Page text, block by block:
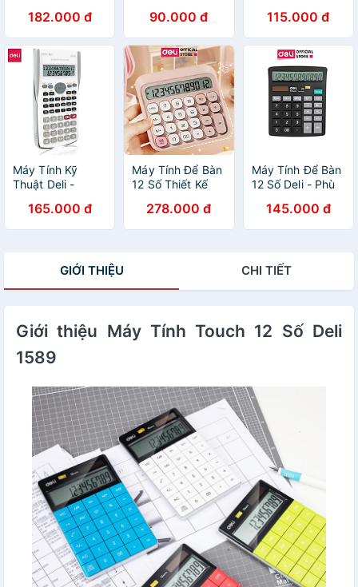
182.000 đ
Dương, Xanh Lá
E1238
90.000 đ
Chọn Màu
115.000 đ
Máy Tính Kỹ
Thuật Deli -
Dương/Hồng/Trắng
- D82MS
165.000 đ
Máy Tính Để Bàn
12 Số Thiết Kế
Tính Cầm Tay
Màn Hình LCD
278.000 đ
Máy Tính Để Bàn
12 Số Deli - Phù
Văn Phòng Tính
Chính Xác Cao
145.000 đ
GIỚI THIỆU CHI TIẾT
Giới thiệu Máy Tính Touch 12 Số Deli
1589